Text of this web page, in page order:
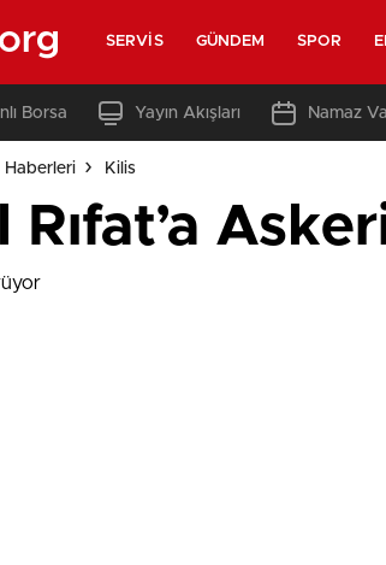
SERVIS GÜNDEM SPOR
Borsa Yayın Akışları Namaz
Haberleri Kilis
Rıfat’a